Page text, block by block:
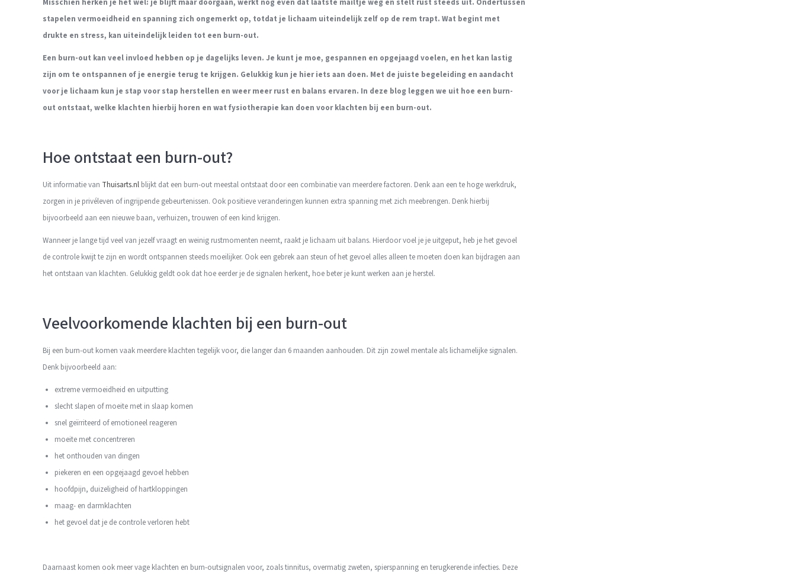
stapelen vermoeidheid en spanning zich ongemerkt op, totdat je lichaam uiteindelijk zelf op de rem trapt. Wat begint met
drukte en stress, kan uiteindelijk leiden tot een burn-out.
Een burn-out kan veel invloed hebben op je dagelijks leven. Je kunt je moe, gespannen en opgejaagd voelen, en het kan lastig
zijn om te ontspannen of je energie terug te krijgen. Gelukkig kun je hier iets aan doen. Met de juiste begeleiding en aandacht
voor je lichaam kun je stap voor stap herstellen en weer meer rust en balans ervaren. In deze blog leggen we uit hoe een burn-
out ontstaat, welke klachten hierbij horen en wat fysiotherapie kan doen voor klachten bij een burn-out.
Hoe ontstaat een burn-out?
Uit informatie van Thuisarts.nl blijkt dat een burn-out meestal ontstaat door een combinatie van meerdere factoren. Denk aan een te hoge werkdruk,
zorgen in je privéleven of ingrijpende gebeurtenissen. Ook positieve veranderingen kunnen extra spanning met zich meebrengen. Denk hierbij
bijvoorbeeld aan een nieuwe baan, verhuizen, trouwen of een kind krijgen.
Wanneer je lange tijd veel van jezelf vraagt en weinig rustmomenten neemt, raakt je lichaam uit balans. Hierdoor voel je je uitgeput, heb je het gevoel
de controle kwijt te zijn en wordt ontspannen steeds moeilijker. Ook een gebrek aan steun of het gevoel alles alleen te moeten doen kan bijdragen aan
het ontstaan van klachten. Gelukkig geldt ook dat hoe eerder je de signalen herkent, hoe beter je kunt werken aan je herstel.
Veelvoorkomende klachten bij een burn-out
Bij een burn-out komen vaak meerdere klachten tegelijk voor, die langer dan 6 maanden aanhouden. Dit zijn zowel mentale als lichamelijke signalen.
Denk bijvoorbeeld aan:
extreme vermoeidheid en uitputting
slecht slapen of moeite met in slaap komen
snel geïrriteerd of emotioneel reageren
moeite met concentreren
het onthouden van dingen
piekeren en een opgejaagd gevoel hebben
hoofdpijn, duizeligheid of hartkloppingen
maag- en darmklachten
het gevoel dat je de controle verloren hebt
Daarnaast komen ook meer vage klachten en burn-outsignalen voor, zoals tinnitus, overmatig zweten, spierspanning en terugkerende infecties. Deze